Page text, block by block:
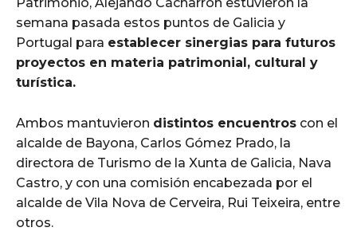
semana pasada estos puntos de Galicia y
Portugal para establecer sinergias para futuros
proyectos en materia patrimonial, cultural y
turística.
Ambos mantuvieron distintos encuentros con el
alcalde de Bayona, Carlos Gómez Prado, la
directora de Turismo de la Xunta de Galicia, Nava
Castro, y con una comisión encabezada por el
alcalde de Vila Nova de Cerveira, Rui Teixeira, entre
otros.